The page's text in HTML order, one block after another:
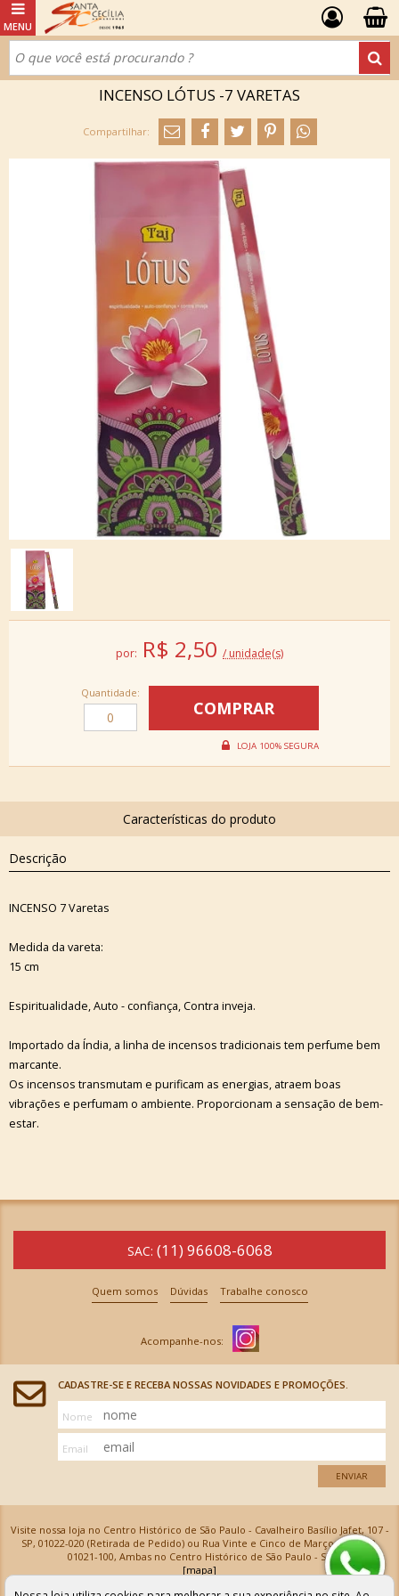
INCENSO LÓTUS -7 VARETAS
por: R$ 2,50 / unidade(s)
Quantidade:
Descrição
INCENSO 7 Varetas
Medida da vareta:
15 cm
Espiritualidade, Auto - confiança, Contra inveja.
Importado da Índia, a linha de incensos tradicionais tem perfume bem
marcante.
Os incensos transmutam e purificam as energias, atraem boas
vibrações e perfumam o ambiente. Proporcionam a sensação de bem-
estar.
SAC: (11) 96608-6068
Quem somos Dúvidas Trabalhe conosco
CADASTRE-SE E RECEBA NOSSAS NOVIDADES E PROMOÇÕES.
Nome
Email
ENVIAR
Visite nossa loja no Centro Histórico de São Paulo - Cavalheiro Basílio Jafet, 107 -
SP, 01022-020 (Retirada de Pedido) ou Rua Vinte e Cinco de Março, 576 - SP,
01021-100, Ambas no Centro Histórico de São Paulo - SP
[mapa]
Armarinhos Santa Cecília Ltda | CNPJ: 61.069.639/0001-18